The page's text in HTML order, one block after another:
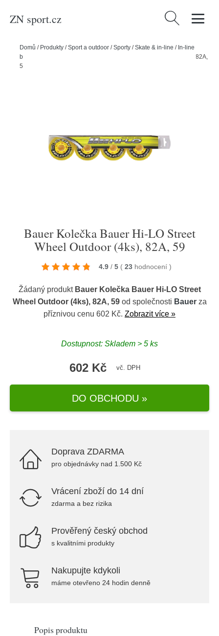
ZN sport.cz Vyhledávání
Domů / Produkty /Sport a outdoor /Sporty /Skate & in-line / In-line
bruslení
Bauer Kolečka Bauer Hi-LO Street Wheel Outdoor (4ks), 82A,
59
Bauer Kolečka Bauer Hi-LO Street
Wheel Outdoor (4ks), 82A, 59
4.9 / 5 ( 23 hodnocení )
Žádaný produkt Bauer Kolečka Bauer Hi-LO Street
Wheel Outdoor (4ks), 82A, 59od společnosti Bauerza
příznivou cenu 602 Kč. Zobrazit více »
Dostupnost: Skladem > 5 ks
602 Kč vč. DPH
DO OBCHODU »
Doprava ZDARMA
pro objednávky nad 1.500 Kč
Vrácení zboží do 14 dní
zdarma a bez rizika
Prověřený český obchod
s kvalitními produkty
Nakupujte kdykoli
máme otevřeno 24 hodin denně
Popis produktu